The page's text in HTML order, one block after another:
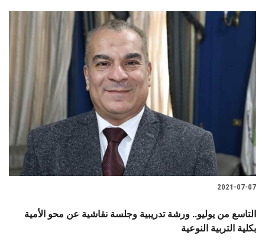
2021-07-07
التاسع من يوليو.. ورشة تدريبية وجلسة نقاشية عن محو الأمية
بكلية التربية النوعية